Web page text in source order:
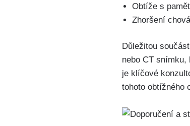
Obtíže s
Zhoršení
Důležitou
nebo CT snímku,
je klíčové
tohoto obtížného